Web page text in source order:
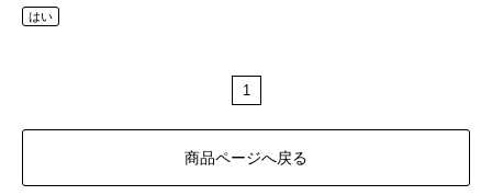
はい
1
商品ページへ戻る